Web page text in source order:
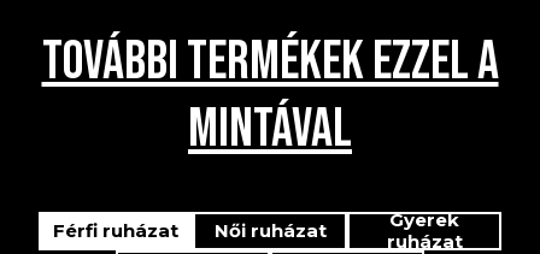
TOVÁBBI TERMÉKEK EZZEL A
MINTÁVAL
Férfi ruházat Női ruházat
Gyerek
ruházat